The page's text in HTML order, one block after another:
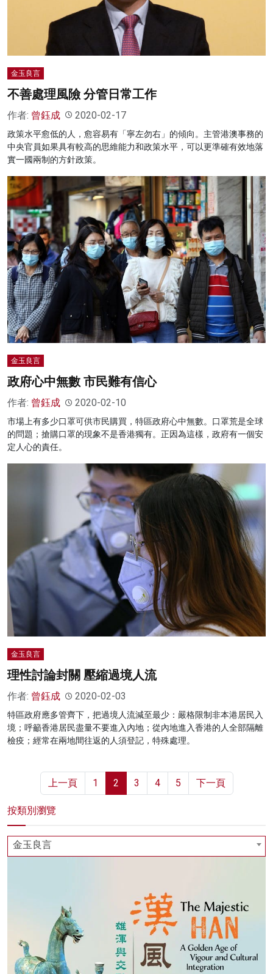
金玉良言
不善處理風險 分管日常工作
作者: 曾鈺成 2020-02-17
政策水平愈低的人，愈容易有「寧左勿右」的傾向。主管港澳事務的
中央官員如果具有較高的思維能力和政策水平，可以更準確有效地落
實一國兩制的方針政策。
金玉良言
政府心中無數 市民難有信心
作者: 曾鈺成 2020-02-10
市場上有多少口罩可供市民購買，特區政府心中無數。口罩荒是全球
的問題；搶購口罩的現象不是香港獨有。正因為這樣，政府有一個安
定人心的責任。
金玉良言
理性討論封關 壓縮過境人流
作者: 曾鈺成 2020-02-03
特區政府應多管齊下，把過境人流減至最少：嚴格限制非本港居民入
境；呼籲香港居民盡量不要進入內地；從內地進入香港的人全部隔離
檢疫；經常在兩地間往返的人須登記，特殊處理。
上一頁 1 2 3 4 5 下一頁
按類別瀏覽
金玉良言